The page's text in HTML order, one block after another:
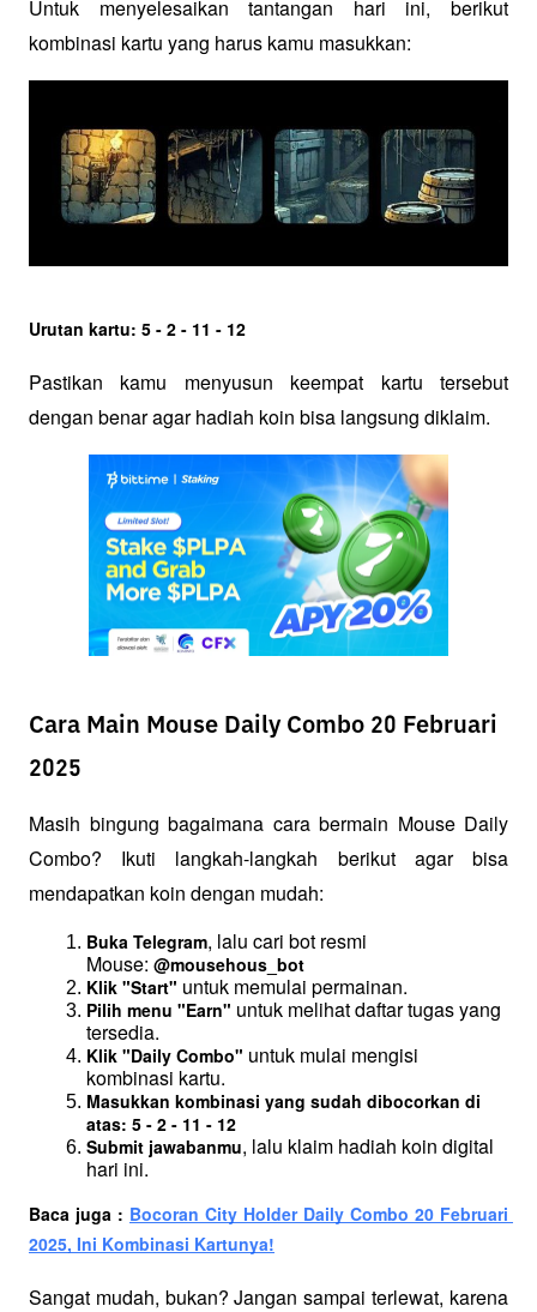
Untuk menyelesaikan tantangan hari ini, berikut
kombinasi kartu yang harus kamu masukkan:
Urutan kartu: 5 - 2 - 11 - 12
Pastikan kamu menyusun keempat kartu tersebut
dengan benar agar hadiah koin bisa langsung diklaim.
Cara Main Mouse Daily Combo 20 Februari
2025
Masih bingung bagaimana cara bermain Mouse Daily
Combo? Ikuti langkah-langkah berikut agar bisa
mendapatkan koin dengan mudah:
Buka Telegram, lalu cari bot resmi
Mouse: @mousehous_bot
Klik "Start" untuk memulai permainan.
Pilih menu "Earn" untuk melihat daftar tugas yang
tersedia.
Klik "Daily Combo" untuk mulai mengisi
kombinasi kartu.
Masukkan kombinasi yang sudah dibocorkan di
atas: 5 - 2 - 11 - 12
Submit jawabanmu, lalu klaim hadiah koin digital
hari ini.
Baca juga : Bocoran City Holder Daily Combo 20 Februari
2025, Ini Kombinasi Kartunya!
Sangat mudah, bukan? Jangan sampai terlewat, karena